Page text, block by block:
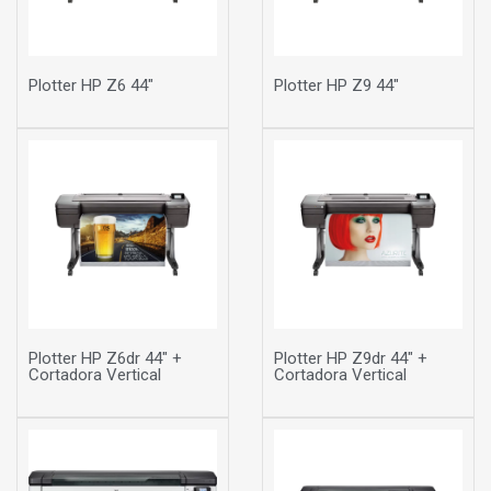
Plotter HP Z6 44" Plotter HP Z9 44"
Plotter HP Z6dr 44" +
Cortadora Vertical
Plotter HP Z9dr 44" +
Cortadora Vertical